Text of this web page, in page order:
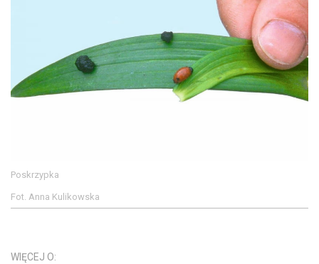
Poskrzypka
Fot. Anna Kulikowska
WIĘCEJ O: